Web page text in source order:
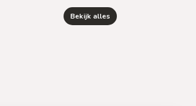
Bekijk alles